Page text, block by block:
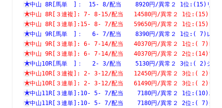
中山 8R[馬単　]：　15- 8/配当    8920円/異常２ 1位:(15)リン
中山 8R[３連複]: 7- 8-15/配当   14580円/異常２ 1位:(15)リ
中山 8R[３連単]:15- 8- 7/配当   59650円/異常２ 1位:(15)リ
中山 9R[馬単　]：　 6- 7/配当    8390円/異常２ 1位:( 7)レッド
中山 9R[３連単]: 6- 7-14/配当   40370円/異常２ 1位:( 7)レッド
中山 9R[３連単]: 6- 7-14/配当   40370円/異常２ 2位:(14)ブレー
中山10R[馬単　]：　 2- 3/配当    5130円/異常２ 3位:( 2)ショウ
中山10R[３連複]: 2- 3-12/配当   12450円/異常２ 3位:( 2)ショウ
中山10R[３連単]: 2- 3-12/配当   61490円/異常２ 3位:( 2)ショウ
中山11R[３連単]:10- 5- 7/配当    7180円/異常２ 1位:(10)エ
中山11R[３連単]:10- 5- 7/配当    7180円/異常２ 2位:( 7)クロ